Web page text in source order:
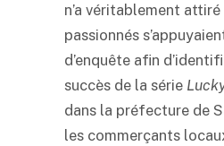
n’a véritablement
passionnés
d’enquête afin
succès de la série
dans la préfecture de
les commerçants